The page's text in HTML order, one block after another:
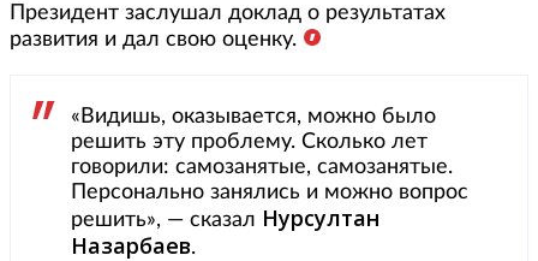
Президент заслушал доклад о результатах
развития и дал свою оценку.
«Видишь, оказывается, можно было
решить эту проблему. Сколько лет
говорили: самозанятые, самозанятые.
Персонально занялись и можно вопрос
решить», — сказал Нурсултан
Назарбаев.